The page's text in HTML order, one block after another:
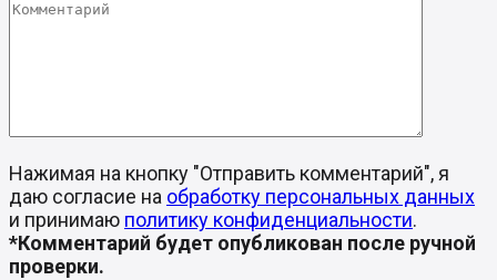
Нажимая на кнопку "Отправить комментарий", я
даю согласие на обработку персональных данных
и принимаю политику конфиденциальности.
*Комментарий будет опубликован после ручной
проверки.